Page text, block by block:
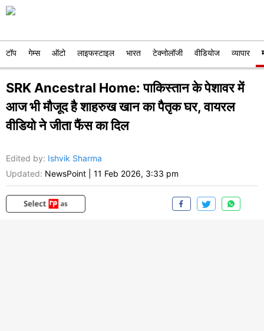
टॉप गेम्स ऑटो लाइफस्टाइल भारत टेक्नोलॉजी वीडियोज व्यापार
SRK Ancestral Home: पाकिस्तान के पेशावर में
आज भी मौजूद है शाहरुख खान का पैतृक घर, वायरल
वीडियो ने जीता फैंस का दिल
Edited by: Ishvik Sharma
Updated: NewsPoint 11 Feb 2026, 3:33 pm